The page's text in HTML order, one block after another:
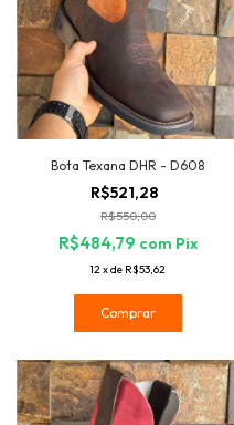
Bota Texana DHR - D608
R$521,28
R$550,00
R$484,79 com Pix
12xde R$53,62
Comprar